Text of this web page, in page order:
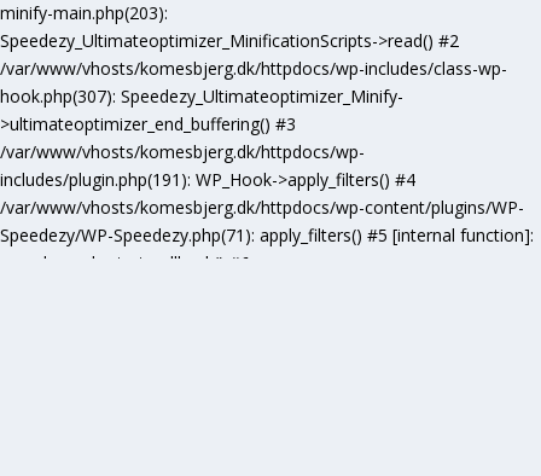
minify-main.php(203):
Speedezy_Ultimateoptimizer_MinificationScripts->read() #2
/var/www/vhosts/komesbjerg.dk/httpdocs/wp-includes/class-wp-
hook.php(307): Speedezy_Ultimateoptimizer_Minify-
>ultimateoptimizer_end_buffering() #3
/var/www/vhosts/komesbjerg.dk/httpdocs/wp-
includes/plugin.php(191): WP_Hook->apply_filters() #4
/var/www/vhosts/komesbjerg.dk/httpdocs/wp-content/plugins/WP-
Speedezy/WP-Speedezy.php(71): apply_filters() #5 [internal function]:
speedezy_ob_start_callback() #6